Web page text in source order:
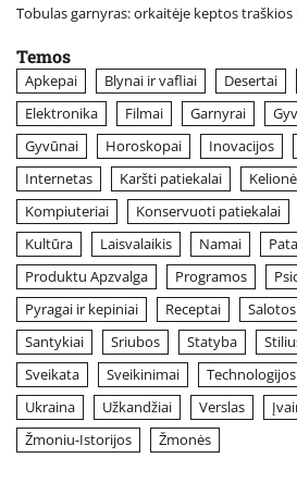
Tobulas garnyras: orkaitėje keptos traškios
Temos
Apkepai Blynai ir vafliai Desertai
Elektronika
Filmai Garnyrai
Gyvūnai
Horoskopai Inovacijos
Internetas
Karšti patiekalai
Kompiuteriai
Konservuoti patiekalai
Kultūra
Laisvalaikis Namai
Produktu Apzvalga
Programos
Pyragai ir kepiniai
Receptai
Santykiai
Sriubos Statyba
Sveikata
Sveikinimai Technologijos
Ukraina
Užkandžiai Verslas
Žmoniu-Istorijos
Žmonės